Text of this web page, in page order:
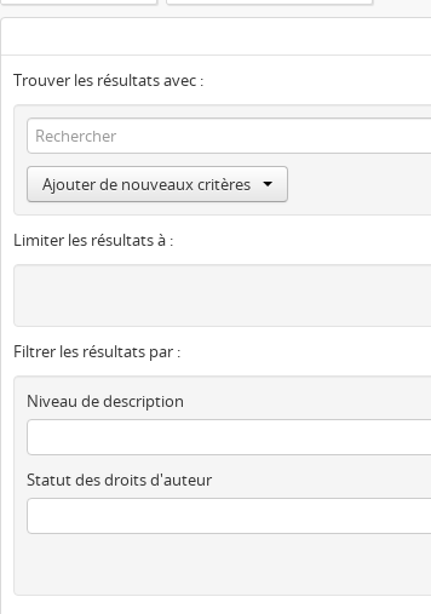
Trouver les résultats avec :
Ajouter de nouveaux critères
Limiter les résultats à :
Filtrer les résultats par :
Niveau de description
Statut des droits d'auteur